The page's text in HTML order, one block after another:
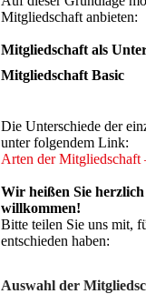
e
d
s
h
t
N
a
e
d
e
Mitgliedschaft anbieten:
Mitgliedschaft als
Mitgliedschaft Basic
Die Unterschiede der
unter folgendem Link:
Arten der Mitgliedschaft
Wir heißen Sie
willkommen!
Bitte teilen Sie uns mit,
entschieden haben:
Auswahl der